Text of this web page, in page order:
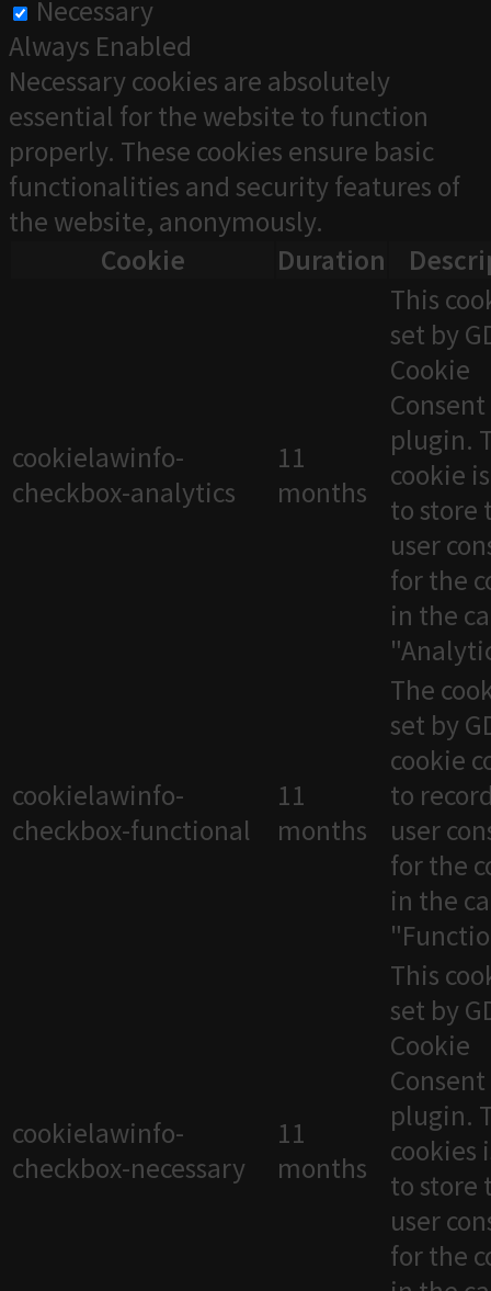
Necessary
Always Enabled
Necessary cookies are absolutely
essential for the website to function
properly. These cookies ensure basic
functionalities and security features of
the website, anonymously.
Cookie
Duration
cookielawinfo-
checkbox-analytics
11
months
This
set by
Cookie
Consent
plugin.
cookie
to store
user
for the
in the
cookielawinfo-
checkbox-functional
11
months
The
set by
cookie
to
user
for the
in the
cookielawinfo-
checkbox-necessary
11
months
This
set by
Cookie
Consent
plugin.
cookies
to store
user
for the